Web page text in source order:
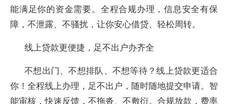
能满足你的资金需要。全程合规办理，信息安全有保
障，不泄露、不骚扰，让你安心借贷、轻松周转。
线上贷款更便捷，足不出户办齐全
不想出门、不想排队、不想等待？线上贷款更适合
你！全程线上办理，足不出户，随时随地提交申请。智
能审核，快速反馈，不拖沓、不敷衍。合规放款，费率